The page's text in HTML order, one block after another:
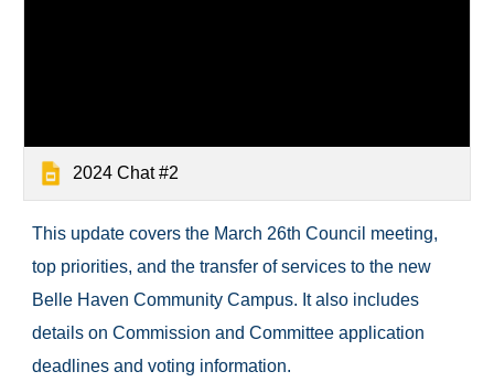
2024 Chat #2
This update covers the March 26th Council meeting,
top priorities, and the transfer of services to the new
Belle Haven Community Campus. It also includes
details on Commission and Committee application
deadlines and voting information.